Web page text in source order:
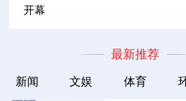
开幕
最新推荐
新闻 文娱 体育